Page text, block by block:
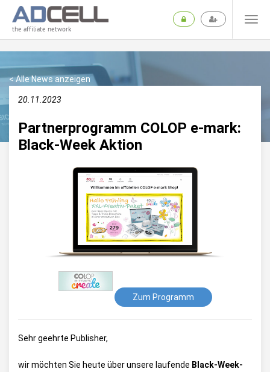
the affiliate network
< Alle News anzeigen
20.11.2023
Partnerprogramm COLOP e-mark:
Black-Week Aktion
Zum Programm
Sehr geehrte Publisher,
wir möchten Sie heute über unsere laufende Black-Week-